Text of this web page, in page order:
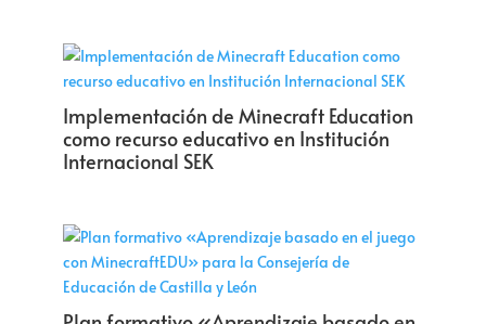
Implementación de Minecraft Education
como recurso educativo en Institución
Internacional SEK